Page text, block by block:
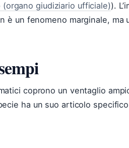
(organo giudiziario ufficiale)).
è un fenomeno marginale, ma
coprono un ventaglio
ha un suo articolo